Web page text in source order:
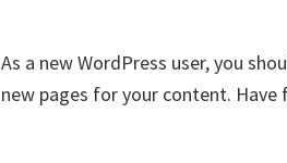
As a new WordPress user, you
new pages for your content. Have